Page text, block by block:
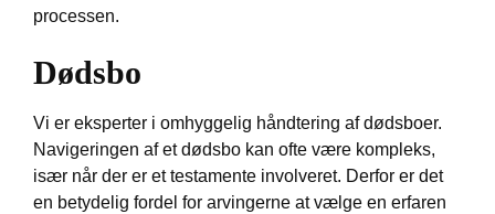
processen.
Dødsbo
Vi er eksperter i omhyggelig håndtering af dødsboer.
Navigeringen af et dødsbo kan ofte være kompleks,
især når der er et testamente involveret. Derfor er det
en betydelig fordel for arvingerne at vælge en erfaren